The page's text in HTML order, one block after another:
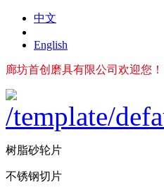
中文
English
廊坊首创磨具有限公司欢迎您！
树脂砂轮片
不锈钢切片